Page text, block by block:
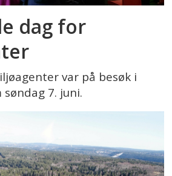
dag for
var på besøk i
7. juni.